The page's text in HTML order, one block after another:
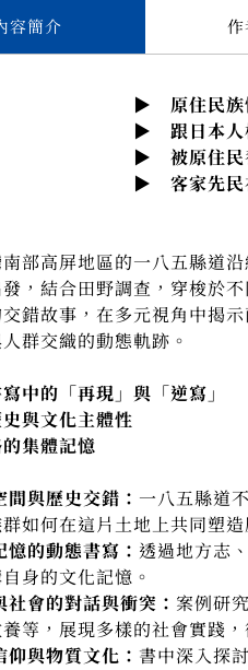
容簡介
族懂得利用族群
人相比，漢人為
民養大的客家人
民在怕什麼？
部高屏地區的一八五縣道
，結合田野調查，穿梭於
錯故事，在多元視角中揭
群交織的動態軌跡。
中的「再現」與「逆寫」
與文化主體性
集體記憶
與歷史交錯： 一八五縣道
如何在這片土地上共同塑
的動態書寫： 透過地方志
身的文化記憶。
會的對話與衝突： 案例研
等，展現多樣的社會實踐
與物質文化： 書中深入探